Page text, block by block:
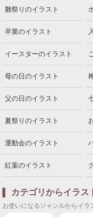
雛祭りのイラスト
卒業のイラスト
イースターのイラスト
母の日のイラスト
父の日のイラスト
夏祭りのイラスト
運動会のイラスト
紅葉のイラスト
カテゴリからイラス
お使いになるジャンルからイラ